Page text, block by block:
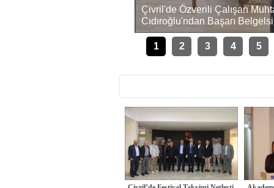
Çivril'de Özverili Çalışan
Cıdıroğlu'ndan Başarı Belgelsi
1 2 3 4 5